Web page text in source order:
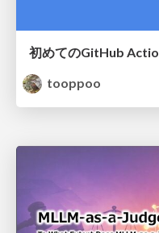
初めてのGitHub
tooppoo